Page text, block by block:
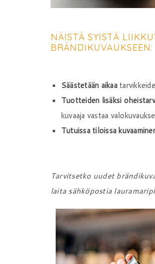
NÄISTÄ SYISTÄ
BRÄNDIKUVAUKSEEN:
Säästetään aikaa
Tuotteiden lisäksi
kuvaaja vastaa
Tutuissa tiloissa
Tarvitsetko uudet
laita sähköpostia